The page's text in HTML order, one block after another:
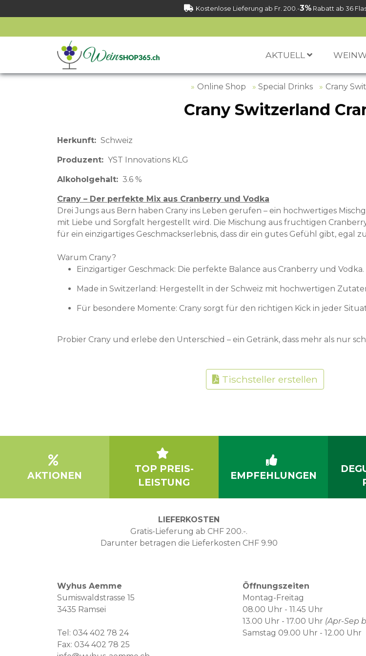
Kostenlose Lieferung ab Fr. 200.-3%Rabatt ab 36
AKTUELL
Online Shop Special Drinks Crany
Crany Switzerland
Herkunft Schweiz
Produzent YST Innovations KLG
Alkoholgehalt 3.6 %
Crany – Der perfekte Mix aus Cranberry und Vodka
Drei Jungs aus Bern haben Crany ins Leben gerufen – ein hochwertiges
mit Liebe und Sorgfalt hergestellt wird. Die Mischung aus fruchtigen
für ein einzigartiges Geschmackserlebnis, dass dir ein gutes Gefühl gibt, egal
Warum Crany?
Einzigartiger Geschmack: Die perfekte Balance aus Cranberry und Vodka.
Made in Switzerland: Hergestellt in der Schweiz mit hochwertigen
Für besondere Momente: Crany sorgt für den richtigen Kick in jeder
Probier Crany und erlebe den Unterschied – ein Getränk, dass mehr als nur
Tischsteller erstellen
AKTIONEN
TOP PREIS-
LEISTUNG
EMPFEHLUNGEN
LIEFERKOSTEN
Gratis-Lieferung ab CHF 200.-.
Darunter betragen die Lieferkosten CHF 9.90
Wyhus Aemme
Sumiswaldstrasse 15
3435 Ramsei
Tel: 034 402 78 24
Fax: 034 402 78 25
Öffnungszeiten
Montag-Freitag
08.00 Uhr - 11.45 Uhr
13.00 Uhr - 17.00 Uhr (Apr-Sep
Samstag 09.00 Uhr - 12.00 Uhr